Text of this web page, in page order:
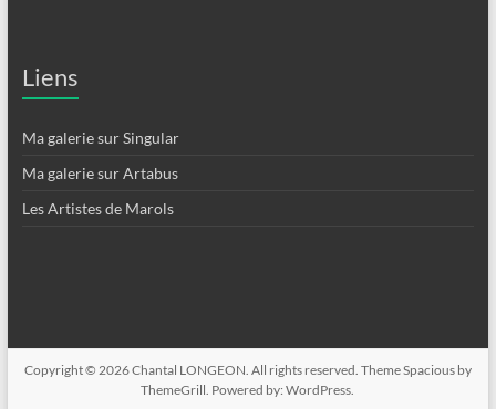
Liens
Ma galerie sur Singular
Ma galerie sur Artabus
Les Artistes de Marols
Copyright © 2026Chantal LONGEON. All rights reserved. ThemeSpaciousby
ThemeGrill. Powered by:WordPress.